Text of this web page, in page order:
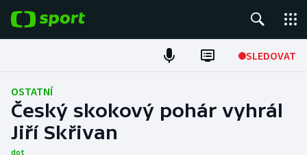
SLEDOVAT
Fotbal
Hokej
OSTATNÍ
Český skokový pohár vyhrál
Jiří Skřivan
dot